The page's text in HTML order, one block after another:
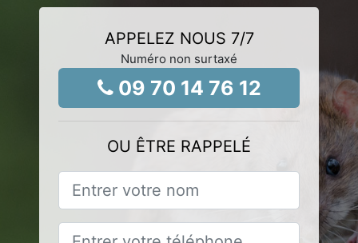
APPELEZ NOUS 7/7
Numéro non surtaxé
09 70 14 76 12
OU ÊTRE RAPPELÉ